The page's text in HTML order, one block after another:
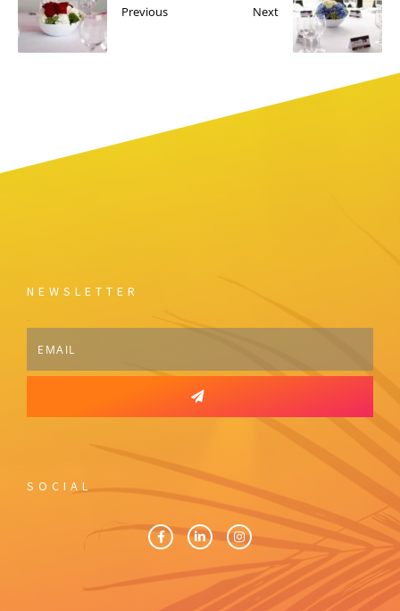
Previous Next
NEWSLETTER
SOCIAL